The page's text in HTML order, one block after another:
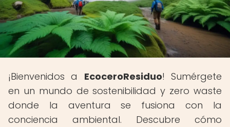
¡Bienvenidos a EcoceroResiduo! Sumérgete
en un mundo de sostenibilidad y zero waste
donde la aventura se fusiona con la
conciencia ambiental. Descubre cómo